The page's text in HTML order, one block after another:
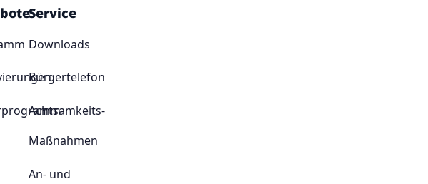
Service
Downloads
Bürgertelefon
Achtsamkeits-
Maßnahmen
An- und